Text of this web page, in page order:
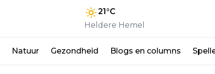
21°C
Heldere Hemel
Natuur Gezondheid Blogs en columns